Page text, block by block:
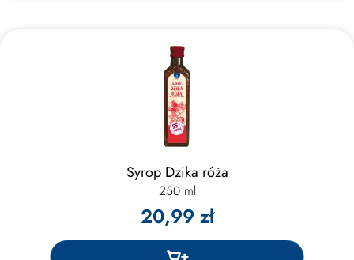
Syrop Dzika róża
250 ml
20,99 zł